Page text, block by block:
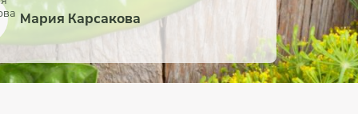
Мария КарсаковаАлексей Исаков
Семья Котельниковых
Сморгунова Ксения
Александр Назаренко
Евгений Дынько
Алина Путова
Вячеслав Бывальцев